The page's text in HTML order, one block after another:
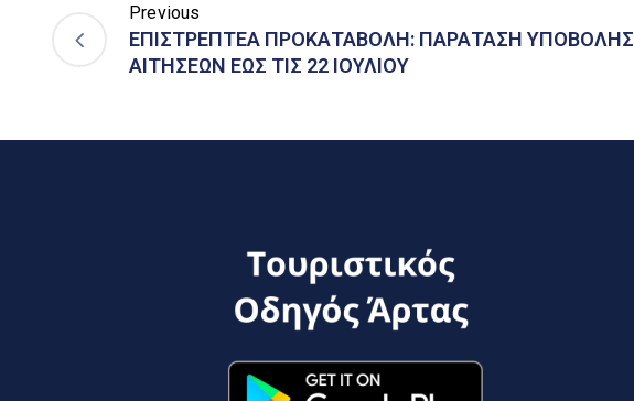
Previous
ΕΠΙΣΤΡΕΠΤΕΑ ΠΡΟΚΑΤΑΒΟΛΗ: ΠΑΡΑΤΑΣΗ ΥΠΟΒΟΛΗΣ
ΑΙΤΗΣΕΩΝ ΕΩΣ ΤΙΣ 22 ΙΟΥΛΙΟΥ